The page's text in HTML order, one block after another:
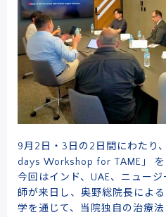
9月2日・3日の2日間にわたり
days Workshop for TAME」 を
今回はインド、UAE、ニュー
師が来日し、奥野総院長によ
学を通じて、当院独自の治療